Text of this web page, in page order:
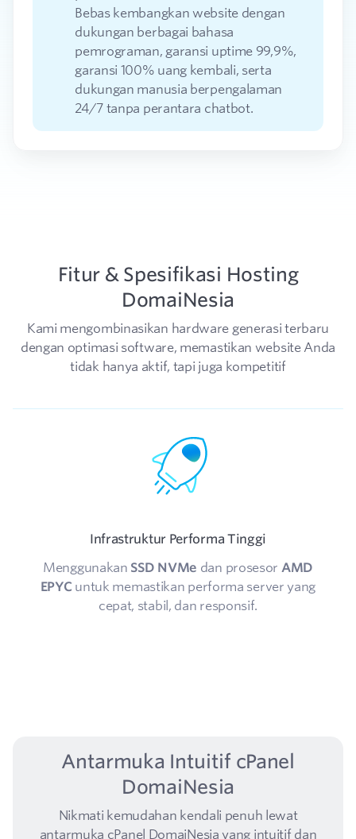
Bebas kembangkan website dengan
dukungan berbagai bahasa
pemrograman, garansi uptime 99,9%,
garansi 100% uang kembali, serta
dukungan manusia berpengalaman
24/7 tanpa perantara chatbot.
Fitur & Spesifikasi Hosting
DomaiNesia
Kami mengombinasikan hardware generasi terbaru
dengan optimasi software, memastikan website Anda
tidak hanya aktif, tapi juga kompetitif
Infrastruktur Performa Tinggi
Menggunakan SSD NVMe dan prosesor AMD
EPYC untuk memastikan performa server yang
cepat, stabil, dan responsif.
Antarmuka Intuitif cPanel
DomaiNesia
Nikmati kemudahan kendali penuh lewat
antarmuka cPanel DomaiNesia yang intuitif dan